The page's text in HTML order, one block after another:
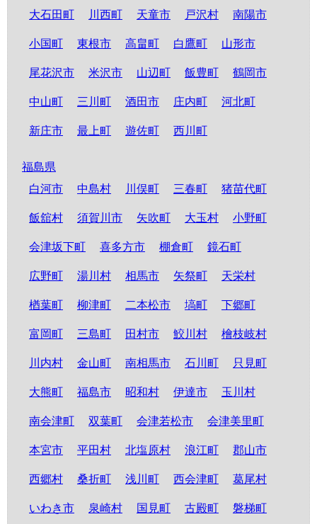
大石田町 川西町 天童市 戸沢村 南陽市
小国町 東根市 高畠町 白鷹町 山形市
尾花沢市 米沢市 山辺町 飯豊町 鶴岡市
中山町 三川町 酒田市 庄内町 河北町
新庄市 最上町 遊佐町 西川町
福島県
白河市
中島村 川俣町 三春町 猪苗代町
飯舘村 須賀川市 矢吹町 大玉村 小野町
会津坂下町 喜多方市 棚倉町 鏡石町
広野町 湯川村 相馬市 矢祭町 天栄村
楢葉町 柳津町 二本松市 塙町 下郷町
富岡町 三島町 田村市 鮫川村 檜枝岐村
川内村 金山町 南相馬市 石川町 只見町
大熊町 福島市 昭和村 伊達市 玉川村
南会津町 双葉町 会津若松市 会津美里町
本宮市 平田村 北塩原村 浪江町 郡山市
西郷村 桑折町 浅川町 西会津町 葛尾村
いわき市 泉崎村 国見町 古殿町 磐梯町